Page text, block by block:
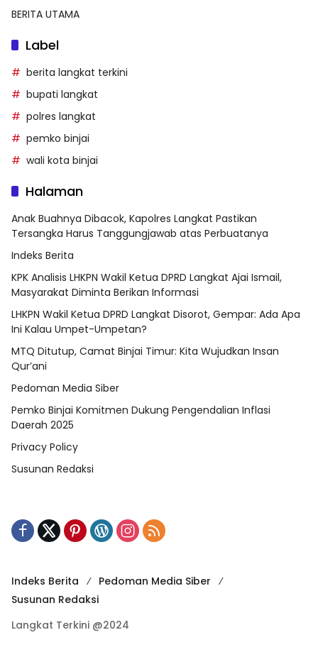
BERITA UTAMA
Label
berita langkat terkini
bupati langkat
polres langkat
pemko binjai
wali kota binjai
Halaman
Anak Buahnya Dibacok, Kapolres Langkat Pastikan
Tersangka Harus Tanggungjawab atas Perbuatanya
Indeks Berita
KPK Analisis LHKPN Wakil Ketua DPRD Langkat Ajai Ismail,
Masyarakat Diminta Berikan Informasi
LHKPN Wakil Ketua DPRD Langkat Disorot, Gempar: Ada Apa
Ini Kalau Umpet-Umpetan?
MTQ Ditutup, Camat Binjai Timur: Kita Wujudkan Insan
Qur’ani
Pedoman Media Siber
Pemko Binjai Komitmen Dukung Pengendalian Inflasi
Daerah 2025
Privacy Policy
Susunan Redaksi
Indeks Berita
Pedoman Media Siber
Susunan Redaksi
Langkat Terkini @2024